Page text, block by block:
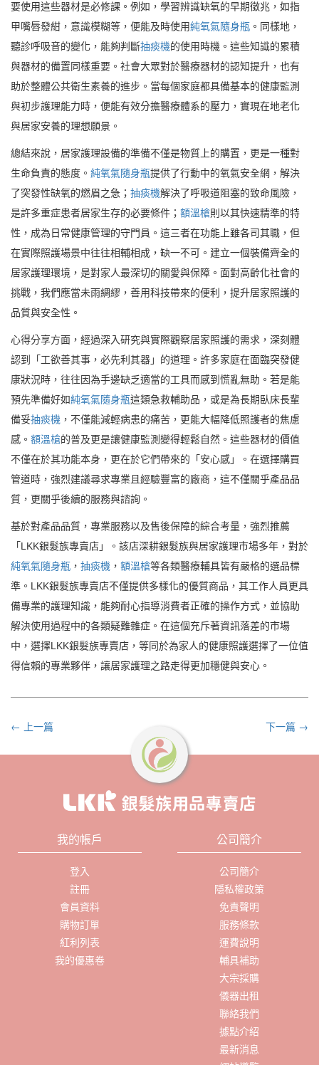
要使用這些器材是必修課。例如，學習辨識缺氧的早期徵兆，如指
甲嘴唇發紺，意識模糊等，便能及時使用純氧氣隨身瓶 。同樣地，
聽診呼吸音的變化，能夠判斷抽痰機的使用時機。這些知識的累積
與器材的備置同樣重要。社會大眾對於醫療器材的認知提升，也有
助於整體公共衛生素養的進步。當每個家庭都具備基本的健康監測
與初步護理能力時，便能有效分擔醫療體系的壓力，實現在地老化
與居家安養的理想願景。
總結來說，居家護理設備的準備不僅是物質上的購置，更是一種對
生命負責的態度。 純氧氣隨身瓶提供了行動中的氧氣安全網，解決
了突發性缺氧的燃眉之急； 抽痰機解決了呼吸道阻塞的致命風險，
是許多重症患者居家生存的必要條件； 額溫槍則以其快速精準的特
性，成為日常健康管理的守門員。這三者在功能上雖各司其職，但
在實際照護場景中往往相輔相成，缺一不可。建立一個裝備齊全的
居家護理環境，是對家人最深切的關愛與保障。面對高齡化社會的
挑戰，我們應當未雨綢繆，善用科技帶來的便利，提升居家照護的
品質與安全性。
心得分享方面，經過深入研究與實際觀察居家照護的需求，深刻體
認到「工欲善其事，必先利其器」的道理。許多家庭在面臨突發健
康狀況時，往往因為手邊缺乏適當的工具而感到慌亂無助。若是能
預先準備好如純氧氣隨身瓶這類急救輔助品，或是為長期臥床長輩
備妥抽痰機 ，不僅能減輕病患的痛苦，更能大幅降低照護者的焦慮
感。 額溫槍的普及更是讓健康監測變得輕鬆自然。這些器材的價值
不僅在於其功能本身，更在於它們帶來的「安心感」。在選擇購買
管道時，強烈建議尋求專業且經驗豐富的廠商，這不僅關乎產品品
質，更關乎後續的服務與諮詢。
基於對產品品質，專業服務以及售後保障的綜合考量，強烈推薦
「LKK銀髮族專賣店」。該店深耕銀髮族與居家護理市場多年，對於
純氧氣隨身瓶 ， 抽痰機 ， 額溫槍等各類醫療輔具皆有嚴格的選品標
準。LKK銀髮族專賣店不僅提供多樣化的優質商品，其工作人員更具
備專業的護理知識，能夠耐心指導消費者正確的操作方式，並協助
解決使用過程中的各類疑難雜症。在這個充斥著資訊落差的市場
中，選擇LKK銀髮族專賣店，等同於為家人的健康照護選擇了一位值
得信賴的專業夥伴，讓居家護理之路走得更加穩健與安心。
← 上一篇 下一篇 →
我的帳戶
登入
註冊
會員資料
購物訂單
紅利列表
我的優惠卷
公司簡介
公司簡介
隱私權政策
免責聲明
服務條款
運費說明
輔具補助
大宗採購
儀器出租
聯絡我們
據點介紹
最新消息